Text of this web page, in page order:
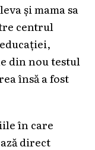
și mama sa
centrul
din nou testul
însă a fost
în care
direct